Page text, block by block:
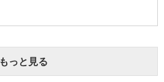
もっと見る